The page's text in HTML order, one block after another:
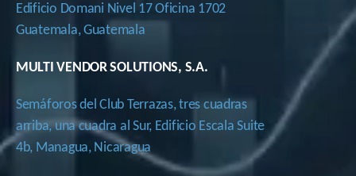
Edificio Domani Nivel 17 Oficina 1702
Guatemala, Guatemala
MULTI VENDOR SOLUTIONS, S.A.
Semáforos del Club Terrazas, tres cuadras
arriba, una cuadra al Sur, Edificio Escala Suite
4b, Managua, Nicaragua